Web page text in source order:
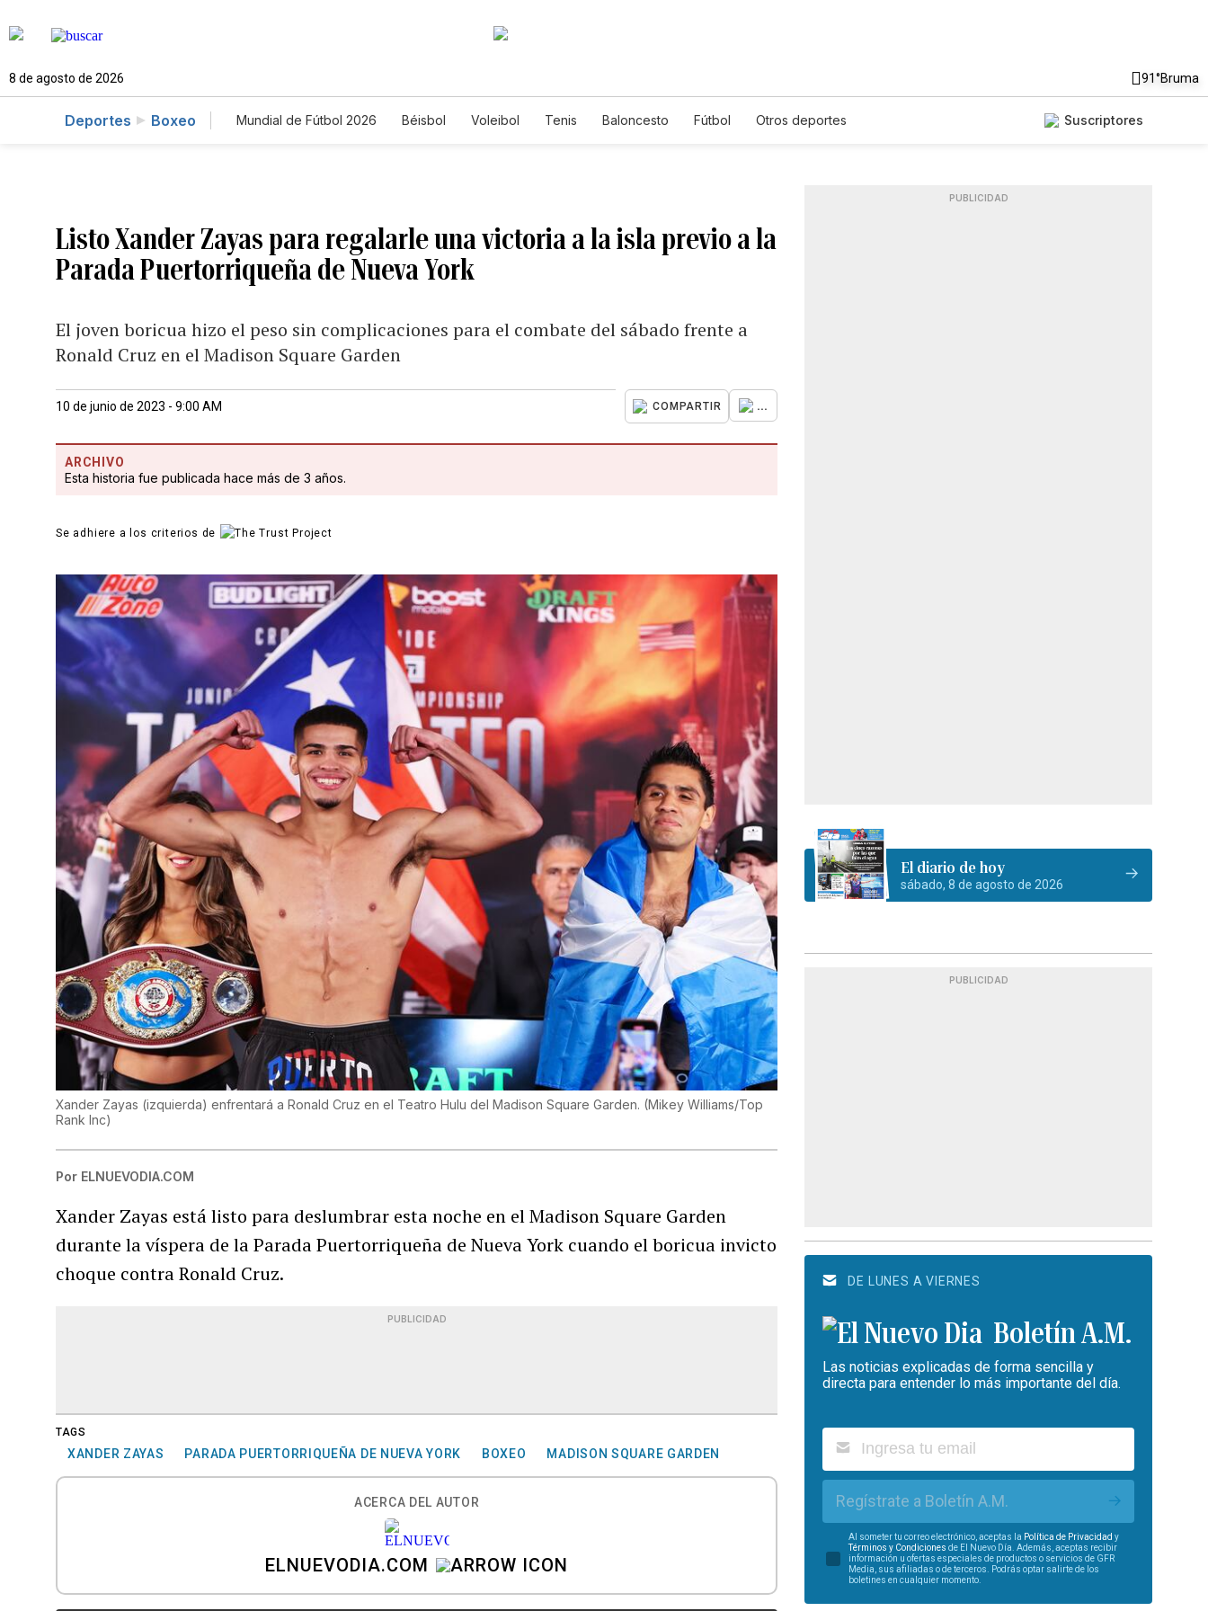
8 de agosto de 2026 91°Bruma
Deportes Boxeo Mundial de Fútbol 2026 Béisbol Voleibol Tenis Baloncesto Fútbol Otros deportes Suscriptores
Listo Xander Zayas para regalarle una victoria a la isla previo a la
Parada Puertorriqueña de Nueva York
El joven boricua hizo el peso sin complicaciones para el combate del sábado frente a
Ronald Cruz en el Madison Square Garden
10 de junio de 2023 - 9:00 AM COMPARTIR ...
ARCHIVO
Esta historia fue publicada hace más de 3 años.
Se adhiere a los criterios de
Xander Zayas (izquierda) enfrentará a Ronald Cruz en el Teatro Hulu del Madison Square Garden. (Mikey Williams/Top
Rank Inc)
Por ELNUEVODIA.COM
Xander Zayas está listo para deslumbrar esta noche en el Madison Square Garden
durante la víspera de la Parada Puertorriqueña de Nueva York cuando el boricua invicto
choque contra Ronald Cruz.
PUBLICIDAD
TAGS
XANDER ZAYAS PARADA PUERTORRIQUEÑA DE NUEVA YORK BOXEO MADISON SQUARE GARDEN
ACERCA DEL AUTOR
ELNUEVODIA.COM
PUBLICIDAD
El diario de hoy
sábado, 8 de agosto de 2026
PUBLICIDAD
DE LUNES A VIERNES
Boletín A.M.
Las noticias explicadas de forma sencilla y
directa para entender lo más importante del día.
Regístrate a Boletín A.M.
Al someter tu correo electrónico, aceptas la Política de Privacidad y
Términos y Condiciones de El Nuevo Día. Además, aceptas recibir
información u ofertas especiales de productos o servicios de GFR
Media, sus afiliadas o de terceros. Podrás optar salirte de los
boletines en cualquier momento.